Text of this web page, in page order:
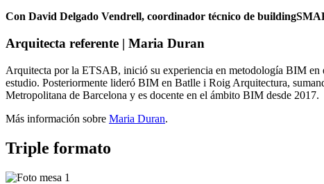
Con David Delgado Vendrell, coordinador técnico de
Arquitecta referente | Maria Duran
Arquitecta por la ETSAB, inició su experiencia en metodología BIM en
estudio. Posteriormente lideró BIM en Batlle i Roig Arquitectura,
Metropolitana de Barcelona y es docente en el ámbito BIM desde 2017.
Más información sobre Maria Duran.
Triple formato